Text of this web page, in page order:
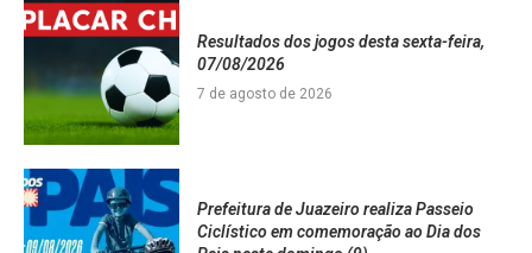
Resultados dos jogos desta sexta-feira,
07/08/2026
7 de agosto de 2026
Prefeitura de Juazeiro realiza Passeio
Ciclístico em comemoração ao Dia dos